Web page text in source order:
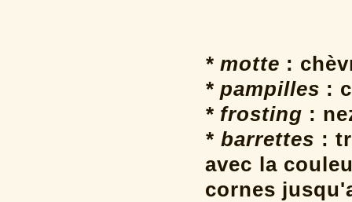
* motte :
* pampilles :
* frosting :
* barrettes :
avec la
cornes